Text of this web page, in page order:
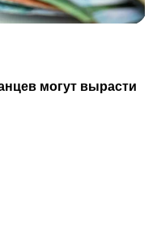
могут вырасти